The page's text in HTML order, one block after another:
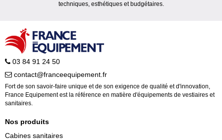
techniques, esthétiques et budgétaires.
03 84 91 24 50
contact@franceequipement.fr
Fort de son savoir-faire unique et de son exigence de qualité et d'innovation,
France Equipement est la référence en matière d'équipements de vestiaires et
sanitaires.
Nos produits
Cabines sanitaires